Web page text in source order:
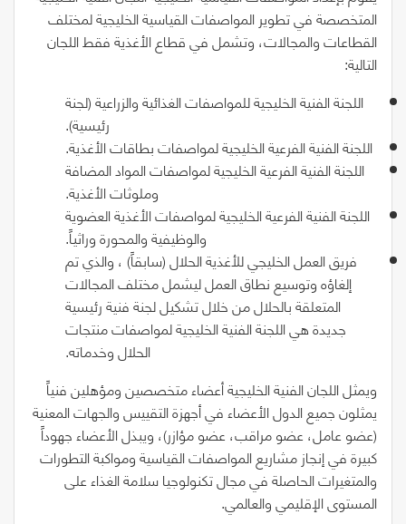
المتخصصة في تطوير المواصفات القياسية الخليجية لمختلف
القطاعات والمجالات، وتشمل في قطاع الأغذية فقط اللجان
التالية:
اللجنة الفنية الخليجية للمواصفات الغذائية والزراعية (لجنة
رئيسية).
اللجنة الفنية الفرعية الخليجية لمواصفات بطاقات الأغذية.
اللجنة الفنية الفرعية الخليجية لمواصفات المواد المضافة
وملوثات الأغذية.
اللجنة الفنية الفرعية الخليجية لمواصفات الأغذية العضوية
والوظيفية والمحورة وراثياً.
فريق العمل الخليجي للأغذية الحلال(سابقاً) ، والذي تم
إلغاؤه وتوسيع نطاق العمل ليشمل مختلف المجالات
المتعلقة بالحلال من خلال تشكيل لجنة فنية رئيسية
جديدة هي اللجنة الفنية الخليجية لمواصفات منتجات
الحلال وخدماته.
ويمثل اللجان الفنية الخليجية أعضاء متخصصين ومؤهلين فنياً
يمثلون جميع الدول الأعضاء في أجهزة التقييس والجهات المعنية
(عضو عامل، عضو مراقب، عضو مؤازر)، ويبذل الأعضاء جهوداً
كبيرة في إنجاز مشاريع المواصفات القياسية ومواكبة التطورات
والمتغيرات الحاصلة في مجال تكنولوجيا سلامة الغذاء على
المستوى الإقليمي والعالمي.